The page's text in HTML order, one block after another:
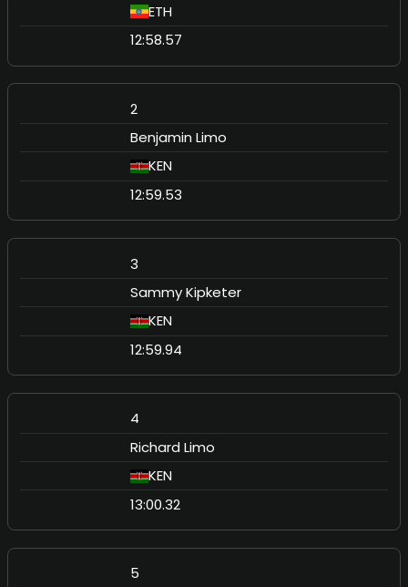
ETH
12:58.57
2
Benjamin Limo
KEN
12:59.53
3
Sammy Kipketer
KEN
12:59.94
4
Richard Limo
KEN
13:00.32
5